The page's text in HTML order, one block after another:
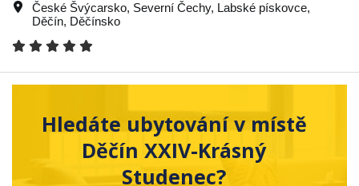
České Švýcarsko, Severní Čechy, Labské pískovce,
Děčín, Děčínsko
Hledáte ubytování v místě
Děčín XXIV-Krásný
Studenec?